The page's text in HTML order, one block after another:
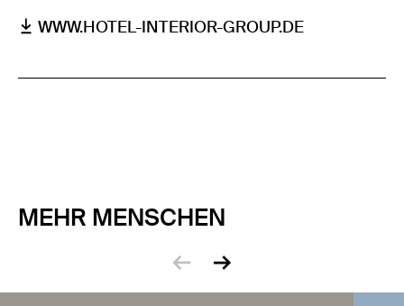
WWW.HOTEL-INTERIOR-GROUP.DE
MEHR MENSCHEN
zurück
vor